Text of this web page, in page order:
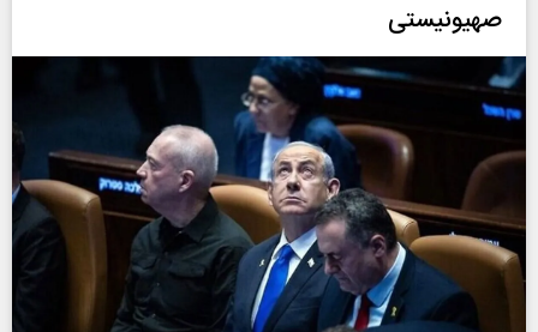
صهیونیستی